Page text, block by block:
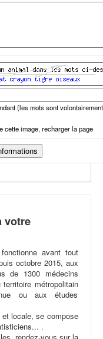
(les mots sont
cette image, recharger la page
votre
avant tout
octobre 2015, aux
de 1300 médecins
métropolitain
ou aux études
et locale, se compose
.